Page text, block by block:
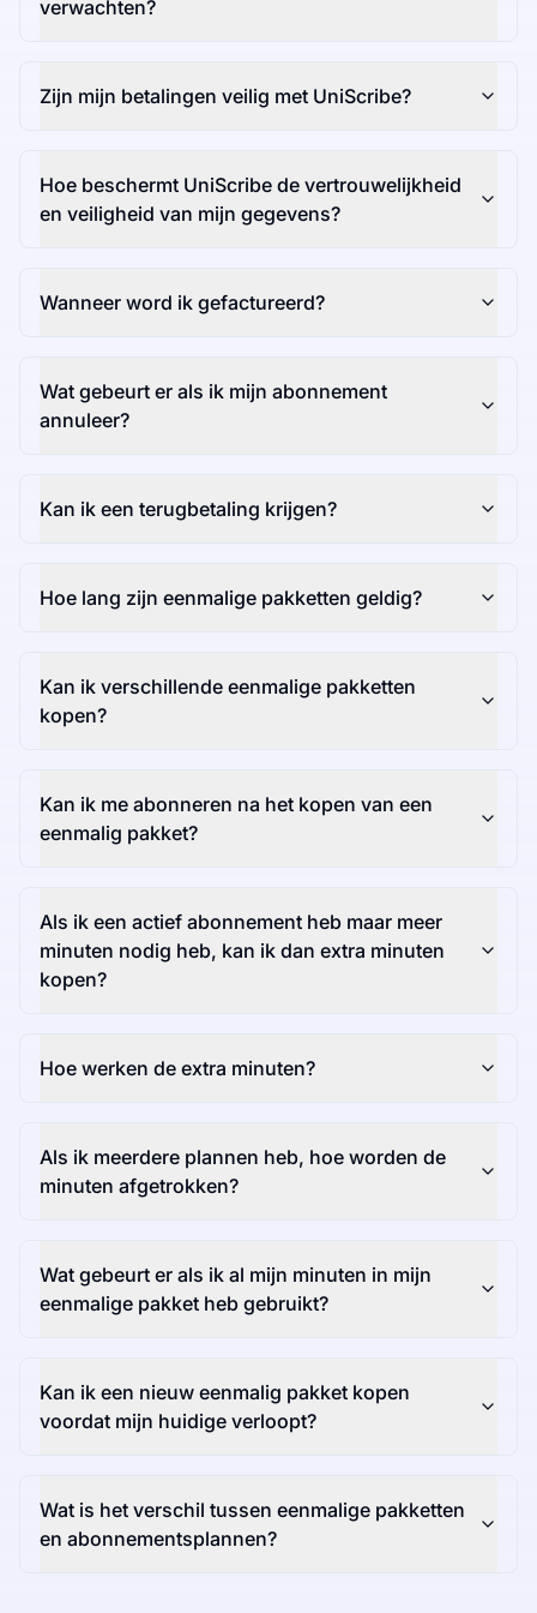
verwachten?
Zijn mijn betalingen veilig met UniScribe?
Hoe beschermt UniScribe de vertrouwelijkheid
en veiligheid van mijn gegevens?
Wanneer word ik gefactureerd?
Wat gebeurt er als ik mijn abonnement
annuleer?
Kan ik een terugbetaling krijgen?
Hoe lang zijn eenmalige pakketten geldig?
Kan ik verschillende eenmalige pakketten
kopen?
Kan ik me abonneren na het kopen van een
eenmalig pakket?
Als ik een actief abonnement heb maar meer
minuten nodig heb, kan ik dan extra minuten
kopen?
Hoe werken de extra minuten?
Als ik meerdere plannen heb, hoe worden de
minuten afgetrokken?
Wat gebeurt er als ik al mijn minuten in mijn
eenmalige pakket heb gebruikt?
Kan ik een nieuw eenmalig pakket kopen
voordat mijn huidige verloopt?
Wat is het verschil tussen eenmalige pakketten
en abonnementsplannen?